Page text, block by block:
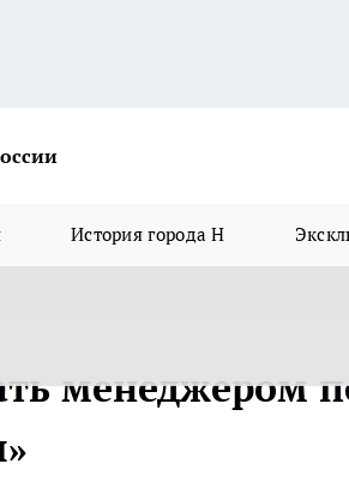
История города Н
менеджером